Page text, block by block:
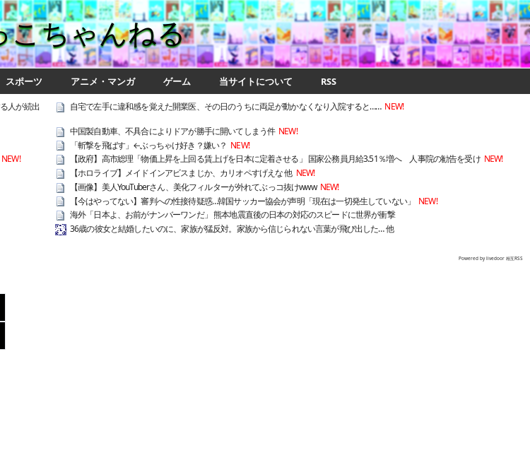
こちゃんねる
スポーツ アニメ・マンガ ゲーム 当サイトについて RSS
人が続出
自宅で左手に違和感を覚えた開業医、その日のうちに両足が動かなくなり入院すると…… NEW!
中国製自動車、不具合によりドアが勝手に開いてしまう件 NEW!
「斬撃を飛ばす」←ぶっちゃけ好き？嫌い？ NEW!
NEW! 【政府】高市総理「物価上昇を上回る賃上げを日本に定着させる」 国家公務員月給3.51％増へ 人事院の勧告を受け NEW!
【ホロライブ】メイドインアビスまじか、カリオペすげえな 他 NEW!
【画像】美人YouTuberさん、美化フィルターが外れてぶっコ抜けwww NEW!
【今はやってない】審判への性接待疑惑…韓国サッカー協会が声明「現在は一切発生していない」
NEW!
海外「日本よ、お前がナンバーワンだ」 熊本地震直後の日本の対応のスピードに世界が衝撃
36歳の彼女と結婚したいのに、家族が猛反対。家族から信じられない言葉が飛び出した… 他
Powered by livedoor 相互RSS